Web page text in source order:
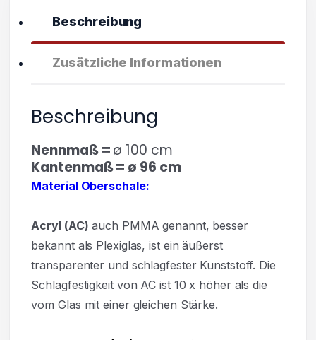
Beschreibung
Zusätzliche Informationen
Beschreibung
Nennmaß =ø 100 cm
Kantenmaß = ø 96 cm
Material Oberschale:
Acryl (AC) auch PMMA genannt, besser
bekannt als Plexiglas, ist ein äußerst
transparenter und schlagfester Kunststoff. Die
Schlagfestigkeit von AC ist 10 x höher als die
vom Glas mit einer gleichen Stärke.